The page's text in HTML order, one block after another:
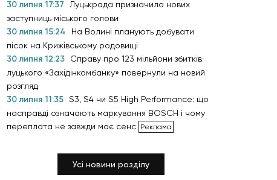
30 липня 17:37
Луцькрада призначила нових
заступниць міського голови
30 липня 15:24
На Волині планують добувати
пісок на Крижівському родовищі
30 липня 12:23
Справу про 123 мільйони збитків
луцького «Західінкомбанку» повернули на новий
розгляд
30 липня 11:35 S3, S4 чи S5 High Performance: що
насправді означають маркування BOSCH і чому
переплата не завжди має сенс
Усі новини розділу